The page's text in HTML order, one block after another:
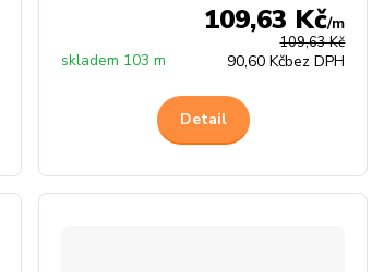
109,63 Kč
109,63 Kč/m
90,60 Kčbez DPH
skladem 103 m
Detail